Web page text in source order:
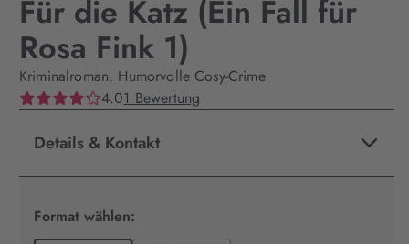
Für die Katz (Ein Fall für
Rosa Fink 1)
Kriminalroman. Humorvolle Cosy-Crime
4.01 Bewertung
Details & Kontakt
Format wählen: